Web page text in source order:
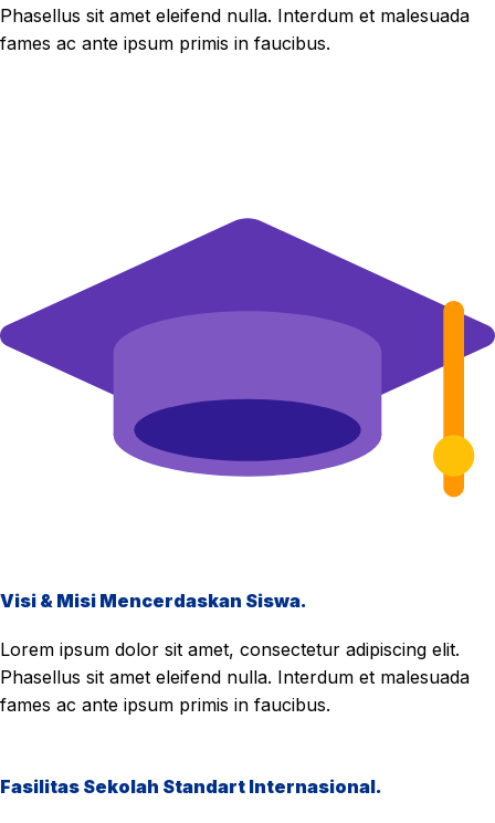
Phasellus sit amet eleifend nulla. Interdum et malesuada
fames ac ante ipsum primis in faucibus.
Visi & Misi Mencerdaskan Siswa.
Lorem ipsum dolor sit amet, consectetur adipiscing elit.
Phasellus sit amet eleifend nulla. Interdum et malesuada
fames ac ante ipsum primis in faucibus.
Fasilitas Sekolah Standart Internasional.